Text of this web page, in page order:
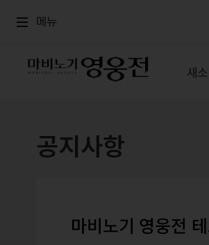
메뉴
새
공지사항
마비노기 영웅전